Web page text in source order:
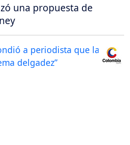
una propuesta de